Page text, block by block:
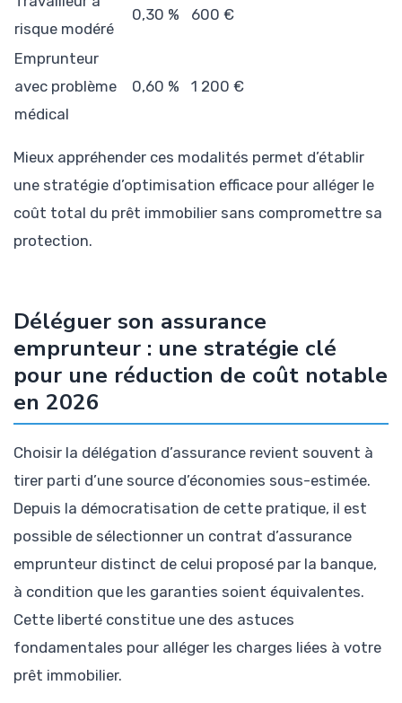
risque modéré
0,30 % 600 €
Emprunteur
avec problème
médical
0,60 % 1 200 €
Mieux appréhender ces modalités permet d’établir
une stratégie d’optimisation efficace pour alléger le
coût total du prêt immobilier sans compromettre sa
protection.
Déléguer son assurance
emprunteur : une stratégie clé
pour une réduction de coût notable
en 2026
Choisir la délégation d’assurance revient souvent à
tirer parti d’une source d’économies sous-estimée.
Depuis la démocratisation de cette pratique, il est
possible de sélectionner un contrat d’assurance
emprunteur distinct de celui proposé par la banque,
à condition que les garanties soient équivalentes.
Cette liberté constitue une des astuces
fondamentales pour alléger les charges liées à votre
prêt immobilier.